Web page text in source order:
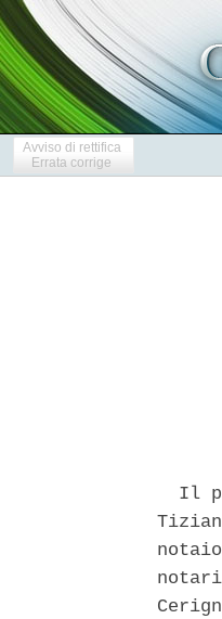
Avviso di rettifica
Errata corrige
Il